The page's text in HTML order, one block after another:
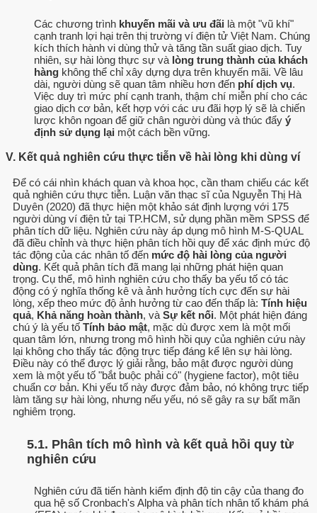
Các chương trình khuyến mãi và ưu đãi là một "vũ khí"
cạnh tranh lợi hại trên thị trường ví điện tử Việt Nam. Chúng
kích thích hành vi dùng thử và tăng tần suất giao dịch. Tuy
nhiên, sự hài lòng thực sự và lòng trung thành của khách
hàng không thể chỉ xây dựng dựa trên khuyến mãi. Về lâu
dài, người dùng sẽ quan tâm nhiều hơn đến phí dịch vụ.
Việc duy trì mức phí cạnh tranh, thậm chí miễn phí cho các
giao dịch cơ bản, kết hợp với các ưu đãi hợp lý sẽ là chiến
lược khôn ngoan để giữ chân người dùng và thúc đẩy ý
định sử dụng lại một cách bền vững.
V. Kết quả nghiên cứu thực tiễn về hài lòng khi dùng ví
Để có cái nhìn khách quan và khoa học, cần tham chiếu các kết
quả nghiên cứu thực tiễn. Luận văn thạc sĩ của Nguyễn Thị Hà
Duyên (2020) đã thực hiện một khảo sát định lượng với 175
người dùng ví điện tử tại TP.HCM, sử dụng phần mềm SPSS để
phân tích dữ liệu. Nghiên cứu này áp dụng mô hình M-S-QUAL
đã điều chỉnh và thực hiện phân tích hồi quy để xác định mức độ
tác động của các nhân tố đến mức độ hài lòng của người
dùng. Kết quả phân tích đã mang lại những phát hiện quan
trọng. Cụ thể, mô hình nghiên cứu cho thấy ba yếu tố có tác
động có ý nghĩa thống kê và ảnh hưởng tích cực đến sự hài
lòng, xếp theo mức độ ảnh hưởng từ cao đến thấp là: Tính hiệu
quả, Khả năng hoàn thành, và Sự kết nối. Một phát hiện đáng
chú ý là yếu tố Tính bảo mật, mặc dù được xem là một mối
quan tâm lớn, nhưng trong mô hình hồi quy của nghiên cứu này
lại không cho thấy tác động trực tiếp đáng kể lên sự hài lòng.
Điều này có thể được lý giải rằng, bảo mật được người dùng
xem là một yếu tố "bắt buộc phải có" (hygiene factor), một tiêu
chuẩn cơ bản. Khi yếu tố này được đảm bảo, nó không trực tiếp
làm tăng sự hài lòng, nhưng nếu yếu, nó sẽ gây ra sự bất mãn
nghiêm trọng.
5.1. Phân tích mô hình và kết quả hồi quy từ
nghiên cứu
Nghiên cứu đã tiến hành kiểm định độ tin cậy của thang đo
qua hệ số Cronbach's Alpha và phân tích nhân tố khám phá